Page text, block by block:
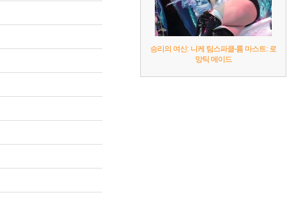
승리의 여신: 니케 팀스파클-륨 마스트: 로
망틱 메이드